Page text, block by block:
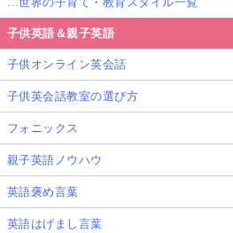
子供英語＆親子英語
子供オンライン英会話
子供英会話教室の選び方
フォニックス
親子英語ノウハウ
英語褒め言葉
英語はげまし言葉